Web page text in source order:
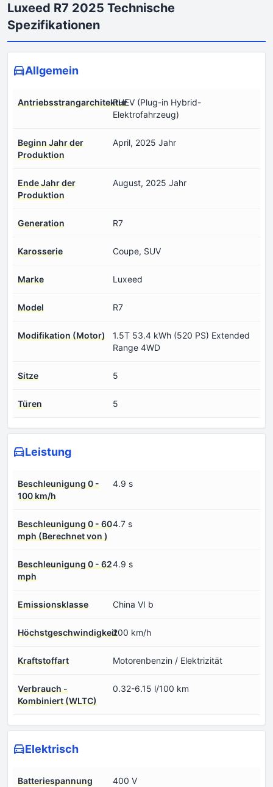
Luxeed R7 2025 Technische
Spezifikationen
Allgemein
AntriebsstrangarchitekturPHEV (Plug-in Hybrid-
Elektrofahrzeug)
Beginn Jahr der
Produktion
April, 2025 Jahr
Ende Jahr der
Produktion
August, 2025 Jahr
Generation R7
Karosserie Coupe, SUV
Marke Luxeed
Model R7
Modifikation (Motor)
1.5T 53.4 kWh (520 PS) Extended
Range 4WD
Sitze 5
Türen 5
Leistung
Beschleunigung 0 -
100 km/h
4.9 s
Beschleunigung 0 - 60
mph (Berechnet von )
4.7 s
Beschleunigung 0 - 62
mph
4.9 s
Emissionsklasse China VI b
Höchstgeschwindigkeit200 km/h
Kraftstoffart Motorenbenzin / Elektrizität
Verbrauch -
Kombiniert (WLTC)
0.32-6.15 l/100 km
Elektrisch
Batteriespannung 400 V